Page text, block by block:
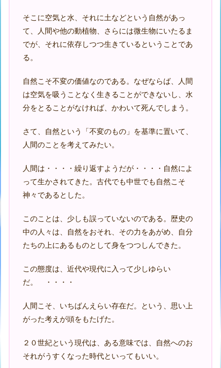
そこに空気と水、それに土などという自然があっ
て、人間や他の動植物、さらには微生物にいたるま
でが、それに依存しつつ生きているということであ
る。
自然こそ不変の価値なのである。なぜならば、人間
は空気を吸うことなく生きることができないし、水
分をとることがなければ、かわいて死んでしまう。
さて、自然という「不変のもの」を基準に置いて、
人間のことを考えてみたい。
人間は・・・・繰り返すようだが・・・・自然によ
って生かされてきた。古代でも中世でも自然こそ
神々であるとした。
このことは、少しも誤っていないのである。歴史の
中の人々は、自然をおそれ、その力をあがめ、自分
たちの上にあるものとして身をつつしんできた。
この態度は、近代や現代に入って少しゆらい
だ。 ・・・・
人間こそ、いちばんえらい存在だ。という、思い上
がった考えが頭をもたげた。
２０世紀という現代は、ある意味では、自然へのお
それがうすくなった時代といってもいい。